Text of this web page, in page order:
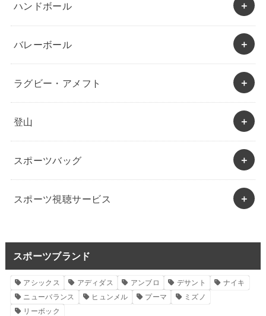
ハンドボール
バレーボール
ラグビー・アメフト
登山
スポーツバッグ
スポーツ視聴サービス
スポーツブランド
アシックス アディダス アンブロ デサント
ナイキ
ニューバランス
ヒュンメル プーマ
ミズノ
リーボック